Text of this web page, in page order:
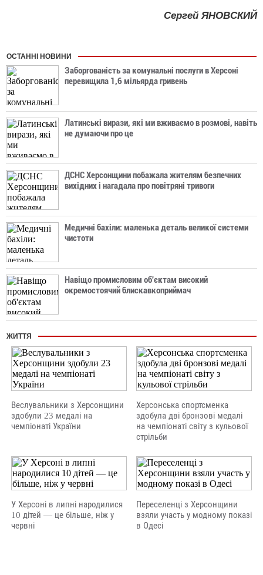
Сергей ЯНОВСКИЙ
ОСТАННІ НОВИНИ
Заборгованість за комунальні послуги в Херсоні
перевищила 1,6 мільярда гривень
Латинські вирази, які ми вживаємо в розмові, навіть
не думаючи про це
ДСНС Херсонщини побажала жителям безпечних
вихідних і нагадала про повітряні тривоги
Медичні бахіли: маленька деталь великої системи
чистоти
Навіщо промисловим об'єктам високий
окремостоячий блискавкоприймач
ЖИТТЯ
Веслувальники з Херсонщини
здобули 23 медалі на
чемпіонаті України
Херсонська спортсменка
здобула дві бронзові медалі
на чемпіонаті світу з кульової
стрільби
У Херсоні в липні народилися
10 дітей — це більше, ніж у
червні
Переселенці з Херсонщини
взяли участь у модному показі
в Одесі